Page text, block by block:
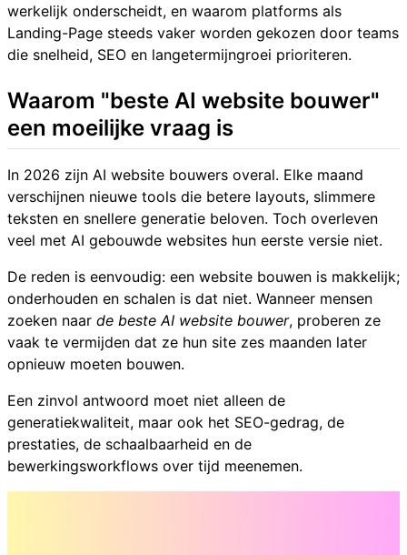
werkelijk onderscheidt, en waarom platforms als
Landing-Page steeds vaker worden gekozen door teams
die snelheid, SEO en langetermijngroei prioriteren.
Waarom "beste AI website bouwer"
een moeilijke vraag is
In 2026 zijn AI website bouwers overal. Elke maand
verschijnen nieuwe tools die betere layouts, slimmere
teksten en snellere generatie beloven. Toch overleven
veel met AI gebouwde websites hun eerste versie niet.
De reden is eenvoudig: een website bouwen is makkelijk;
onderhouden en schalen is dat niet. Wanneer mensen
zoeken naar de beste AI website bouwer, proberen ze
vaak te vermijden dat ze hun site zes maanden later
opnieuw moeten bouwen.
Een zinvol antwoord moet niet alleen de
generatiekwaliteit, maar ook het SEO-gedrag, de
prestaties, de schaalbaarheid en de
bewerkingsworkflows over tijd meenemen.